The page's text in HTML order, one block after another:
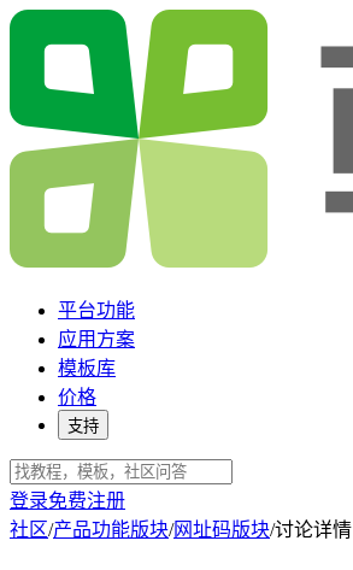
平台功能
应用方案
模板库
价格
支持
登录免费注册
社区/产品功能版块/网址码版块/讨论详情